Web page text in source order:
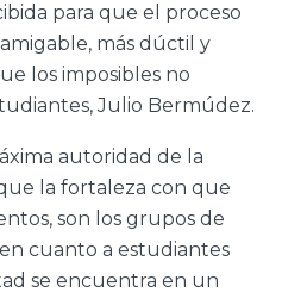
para que el proceso
más dúctil y
los imposibles no
Julio Bermúdez.
autoridad de la
la fortaleza con que
son los grupos de
cuanto a estudiantes
se encuentra en un